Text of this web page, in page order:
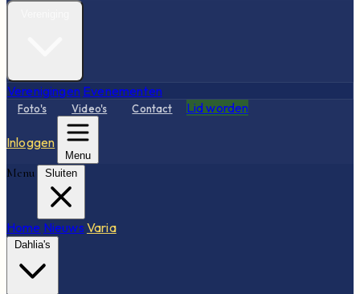
Verenigingen Evenementen
Foto's Video's Contact Lid worden
Inloggen
Menu
Menu Sluiten
Home Nieuws Varia
Dahlia's